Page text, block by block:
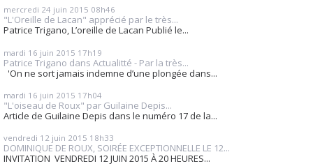
mercredi 24 juin 2015 08h46
"L'Oreille de Lacan" apprécié par le très...
Patrice Trigano, L’oreille de Lacan Publié le...
mardi 16 juin 2015 17h19
Patrice Trigano dans Actualitté - Par la très...
'On ne sort jamais indemne d’une plongée dans...
mardi 16 juin 2015 17h04
"L'oiseau de Roux" par Guilaine Depis...
Article de Guilaine Depis dans le numéro 17 de la...
vendredi 12 juin 2015 18h33
DOMINIQUE DE ROUX, SOIRÉE EXCEPTIONNELLE LE 12...
INVITATION VENDREDI 12 JUIN 2015 À 20 HEURES...